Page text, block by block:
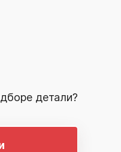
детали?